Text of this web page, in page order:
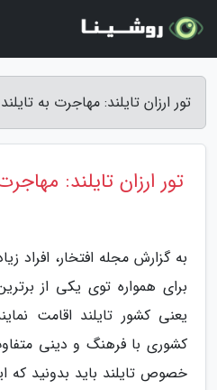
تور ارزان تایلند: مهاجرت به
تور ارزان تایلند:
به گزارش مجله افتخار، افراد
برای همواره توی یکی از
یعنی کشور تایلند اقامت
کشوری با فرهنگ و دینی
خصوص تایلند باید بدونید که